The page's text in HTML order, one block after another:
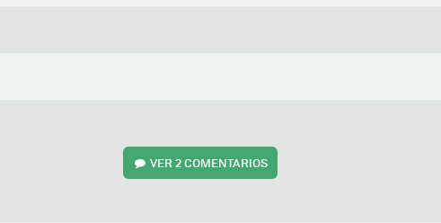
VER2 COMENTARIOS